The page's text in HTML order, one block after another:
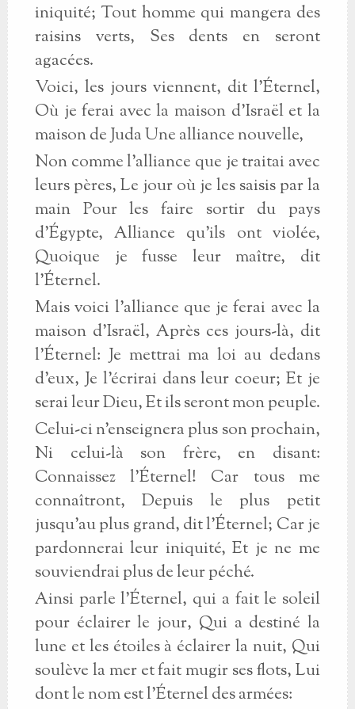
iniquité; Tout homme qui mangera des
raisins verts, Ses dents en seront
agacées.
Voici, les jours viennent, dit l'Éternel,
Où je ferai avec la maison d'Israël et la
maison de Juda Une alliance nouvelle,
Non comme l'alliance que je traitai avec
leurs pères, Le jour où je les saisis par la
main Pour les faire sortir du pays
d'Égypte, Alliance qu'ils ont violée,
Quoique je fusse leur maître, dit
l'Éternel.
Mais voici l'alliance que je ferai avec la
maison d'Israël, Après ces jours-là, dit
l'Éternel: Je mettrai ma loi au dedans
d'eux, Je l'écrirai dans leur coeur; Et je
serai leur Dieu, Et ils seront mon peuple.
Celui-ci n'enseignera plus son prochain,
Ni celui-là son frère, en disant:
Connaissez l'Éternel! Car tous me
connaîtront, Depuis le plus petit
jusqu'au plus grand, dit l'Éternel; Car je
pardonnerai leur iniquité, Et je ne me
souviendrai plus de leur péché.
Ainsi parle l'Éternel, qui a fait le soleil
pour éclairer le jour, Qui a destiné la
lune et les étoiles à éclairer la nuit, Qui
soulève la mer et fait mugir ses flots, Lui
dont le nom est l'Éternel des armées: